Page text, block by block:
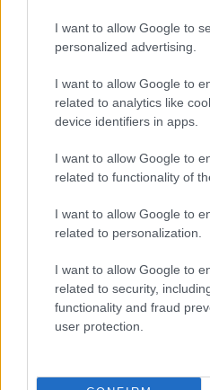
I want to allow Google to
personalized advertising.
I want to allow Google to
related to analytics like
device identifiers in apps.
I want to allow Google to
related to functionality of
I want to allow Google to
related to personalization.
I want to allow Google to
related to security,
functionality and fraud
user protection.
con cautela. “Mi è stato
ha dichiarato la
ulteriormente. Il tema
politico quanto la scelta
sottolineare che una
tempo e riflessione,
un impegno politico di
Democratico, al
proseguire su questa
convincere Viola a fare il
politica
cliccare quiper iscriversi al